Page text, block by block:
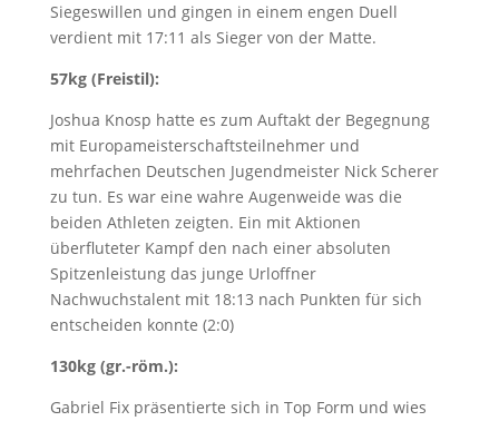
Siegeswillen und gingen in einem engen Duell
verdient mit 17:11 als Sieger von der Matte.
57kg (Freistil):
Joshua Knosp hatte es zum Auftakt der Begegnung
mit Europameisterschaftsteilnehmer und
mehrfachen Deutschen Jugendmeister Nick Scherer
zu tun. Es war eine wahre Augenweide was die
beiden Athleten zeigten. Ein mit Aktionen
überfluteter Kampf den nach einer absoluten
Spitzenleistung das junge Urloffner
Nachwuchstalent mit 18:13 nach Punkten für sich
entscheiden konnte (2:0)
130kg (gr.-röm.):
Gabriel Fix präsentierte sich in Top Form und wies